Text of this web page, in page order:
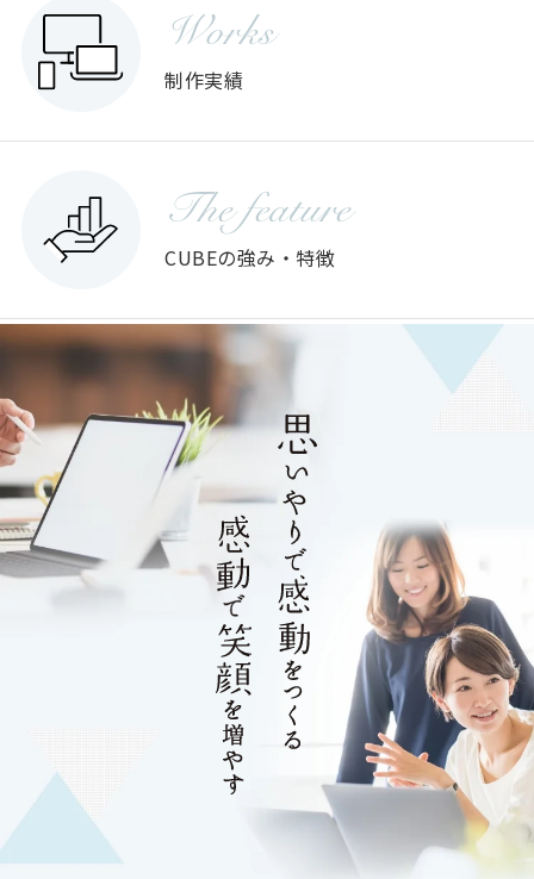
Works
制作実績
The feature
CUBEの強み・特徴